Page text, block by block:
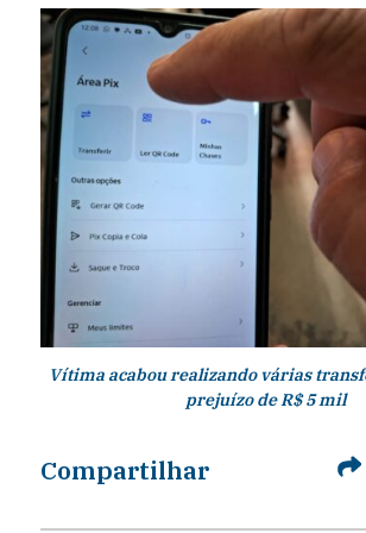
Vítima acabou realizando várias
prejuízo de R$ 5 mil
Compartilhar